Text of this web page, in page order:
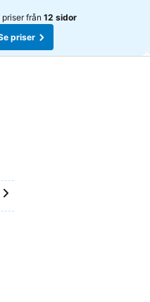
priser från 12 sidor
priser